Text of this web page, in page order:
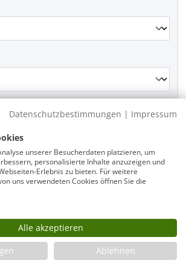
Gib den gewünschten
In den Warenkorb
Datenschutzbestimmungen | Impressum
unserer Besucherdaten platzieren, um
personalisierte Inhalte anzuzeigen und
Erlebnis zu bieten. Für weitere
uns verwendeten Cookies öffnen Sie die
Alle akzeptieren
Ablehnen